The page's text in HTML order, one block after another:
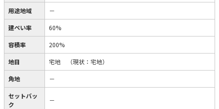
用途地域 －
建ぺい率 60%
容積率 200%
地目 宅地 （現状：宅地）
角地 －
セットバッ
ク
－